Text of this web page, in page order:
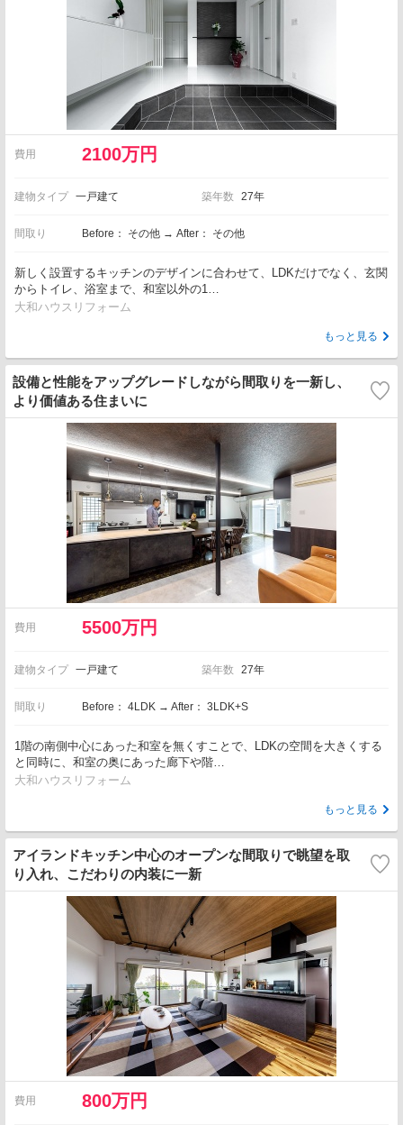
費用 2100万円
建物タイプ 一戸建て 築年数 27年
間取り Before： その他 → After： その他
新しく設置するキッチンのデザインに合わせて、LDKだけでなく、玄関
からトイレ、浴室まで、和室以外の1…
大和ハウスリフォーム
もっと見る
設備と性能をアップグレードしながら間取りを一新し、
より価値ある住まいに
費用 5500万円
建物タイプ 一戸建て 築年数 27年
間取り Before： 4LDK → After： 3LDK+S
1階の南側中心にあった和室を無くすことで、LDKの空間を大きくする
と同時に、和室の奥にあった廊下や階…
大和ハウスリフォーム
もっと見る
アイランドキッチン中心のオープンな間取りで眺望を取
り入れ、こだわりの内装に一新
費用 800万円